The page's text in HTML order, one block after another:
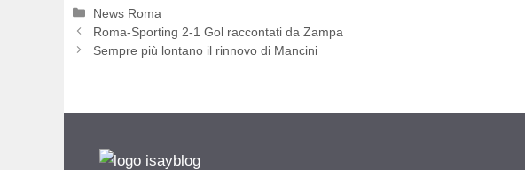
Categorie
News Roma
Roma-Sporting 2-1 Gol raccontati da Zampa
Sempre più lontano il rinnovo di Mancini